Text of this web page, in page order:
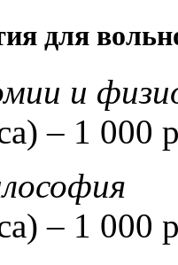
для
и
– 1 000
– 1 000